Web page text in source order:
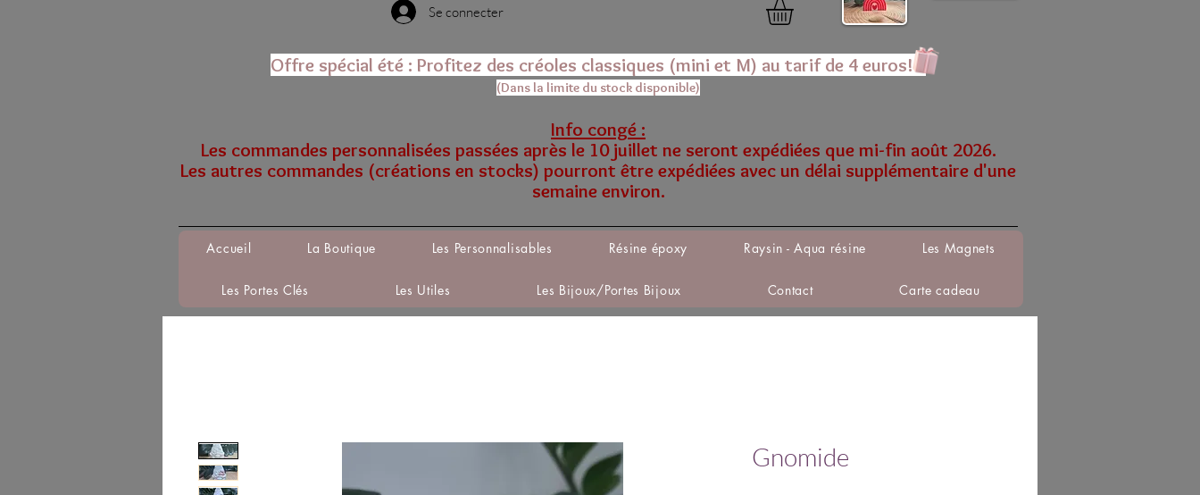
Se connecter
Offre spécial été : Profitez des créoles classiques (mini et M) au tarif de 4 euros!!!
(Dans la limite du stock disponible)
Info congé :
Les commandes personnalisées passées après le 10 juillet ne seront expédiées que mi-fin août 2026.
Les autres commandes (créations en stocks) pourront être expédiées avec un délai supplémentaire d'une
semaine environ.
Accueil La Boutique Les Personnalisables Résine époxy Raysin - Aqua résine Les Magnets
Les Portes Clés Les Utiles Les Bijoux/Portes Bijoux Contact Carte cadeau
Gnomide